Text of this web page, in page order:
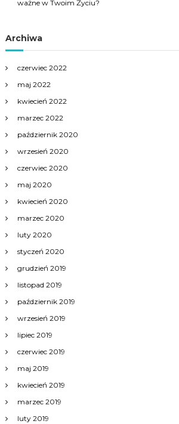
ważne w Twoim Życiu?
Archiwa
czerwiec 2022
maj 2022
kwiecień 2022
marzec 2022
październik 2020
wrzesień 2020
czerwiec 2020
maj 2020
kwiecień 2020
marzec 2020
luty 2020
styczeń 2020
grudzień 2019
listopad 2019
październik 2019
wrzesień 2019
lipiec 2019
czerwiec 2019
maj 2019
kwiecień 2019
marzec 2019
luty 2019